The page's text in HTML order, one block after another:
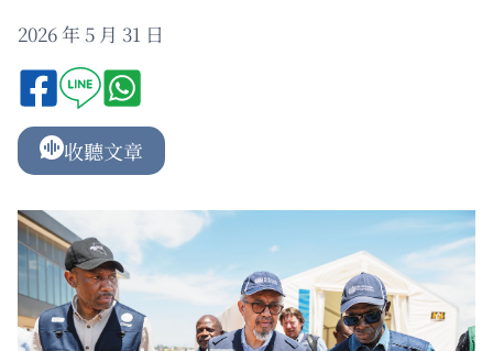
2026 年 5 月 31 日
收聽文章